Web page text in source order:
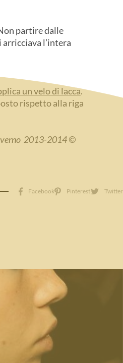
partire dalle
arricciava l’intera
un velo di lacca.
rispetto alla riga
2013-2014 ©